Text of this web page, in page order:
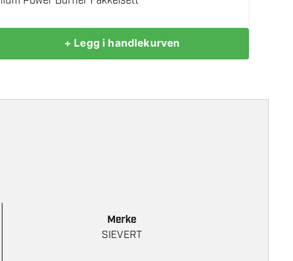
+ Legg i handlekurven
Merke
SIEVERT